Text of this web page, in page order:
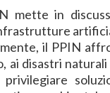
mette in
il PPIN
ai disastri